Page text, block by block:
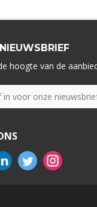
hoogte van de